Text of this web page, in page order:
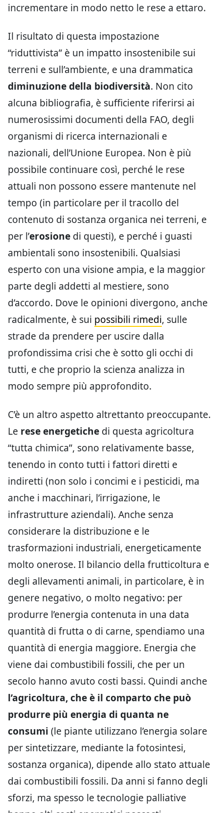
incrementare in modo netto le rese a ettaro.
Il risultato di questa impostazione
“riduttivista” è un impatto insostenibile sui
terreni e sull’ambiente, e una drammatica
diminuzione della biodiversità. Non cito
alcuna bibliografia, è sufficiente riferirsi ai
numerosissimi documenti della FAO, degli
organismi di ricerca internazionali e
nazionali, dell’Unione Europea. Non è più
possibile continuare così, perché le rese
attuali non possono essere mantenute nel
tempo (in particolare per il tracollo del
contenuto di sostanza organica nei terreni, e
per l’erosione di questi), e perché i guasti
ambientali sono insostenibili. Qualsiasi
esperto con una visione ampia, e la maggior
parte degli addetti al mestiere, sono
d’accordo. Dove le opinioni divergono, anche
radicalmente, è sui possibili rimedi, sulle
strade da prendere per uscire dalla
profondissima crisi che è sotto gli occhi di
tutti, e che proprio la scienza analizza in
modo sempre più approfondito.
C’è un altro aspetto altrettanto preoccupante.
Le rese energetiche di questa agricoltura
“tutta chimica”, sono relativamente basse,
tenendo in conto tutti i fattori diretti e
indiretti (non solo i concimi e i pesticidi, ma
anche i macchinari, l’irrigazione, le
infrastrutture aziendali). Anche senza
considerare la distribuzione e le
trasformazioni industriali, energeticamente
molto onerose. Il bilancio della frutticoltura e
degli allevamenti animali, in particolare, è in
genere negativo, o molto negativo: per
produrre l’energia contenuta in una data
quantità di frutta o di carne, spendiamo una
quantità di energia maggiore. Energia che
viene dai combustibili fossili, che per un
secolo hanno avuto costi bassi. Quindi anche
l’agricoltura, che è il comparto che può
produrre più energia di quanta ne
consumi (le piante utilizzano l’energia solare
per sintetizzare, mediante la fotosintesi,
sostanza organica), dipende allo stato attuale
dai combustibili fossili. Da anni si fanno degli
sforzi, ma spesso le tecnologie palliative